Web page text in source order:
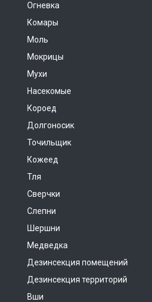
Огневка
Комары
Моль
Мокрицы
Мухи
Насекомые
Короед
Долгоносик
Точильщик
Кожеед
Тля
Сверчки
Слепни
Шершни
Медведка
Дезинсекция помещений
Дезинсекция территорий
Вши